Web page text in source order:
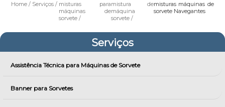
Home Serviços
misturas para
máquinas de
sorvete
mistura de
máquina
sorvete
misturas máquinas de
sorvete Navegantes
Serviços
Assistência Técnica para Máquinas de Sorvete
Banner para Sorvetes